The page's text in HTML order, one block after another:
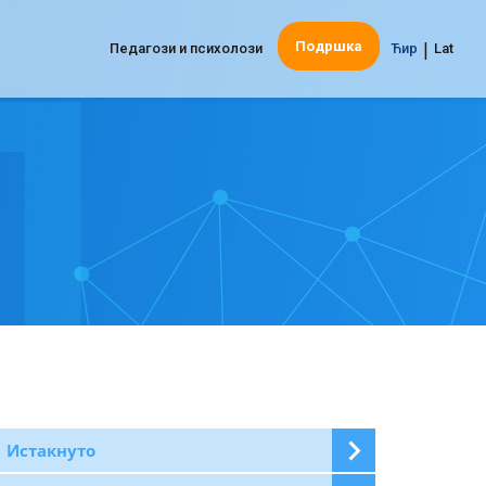
Ћир | Lat
Педагози и психолози Подршка
Истакнуто